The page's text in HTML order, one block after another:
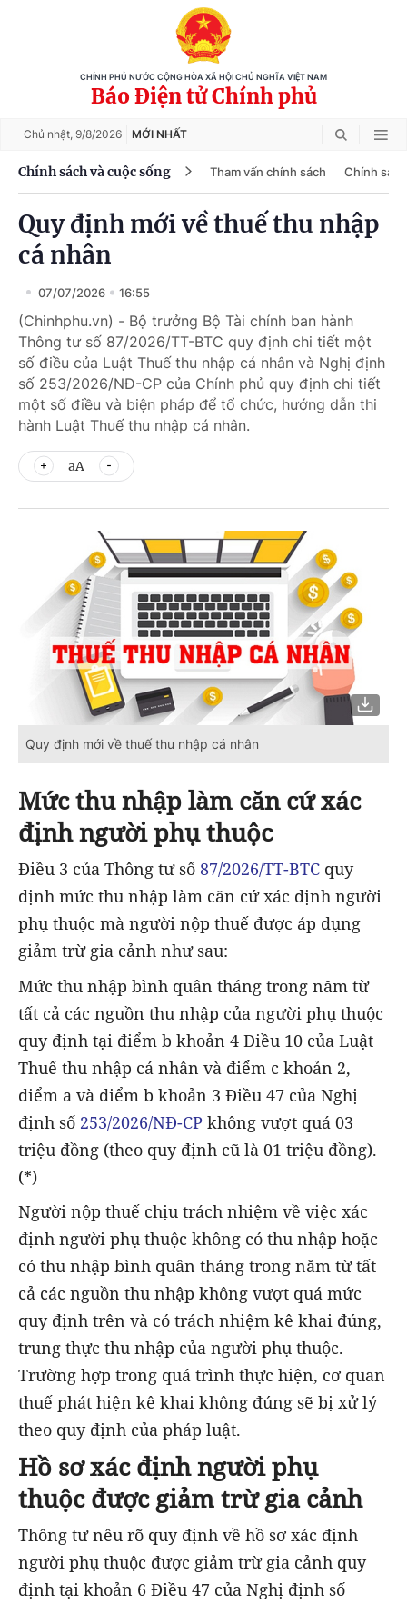
CHÍNH PHỦ NƯỚC CỘNG HÒA XÃ HỘI CHỦ NGHĨA VIỆT NAM
Báo Điện tử Chính phủ
Chủ nhật, 9/8/2026 MỚI NHẤT
Chính sách và cuộc sống Tham vấn chính sách Chính
Quy định mới về thuế thu nhập
cá nhân
07/07/2026 16:55
(Chinhphu.vn) - Bộ trưởng Bộ Tài chính ban hành
Thông tư số 87/2026/TT-BTC quy định chi tiết một
số điều của Luật Thuế thu nhập cá nhân và Nghị định
số 253/2026/NĐ-CP của Chính phủ quy định chi tiết
một số điều và biện pháp để tổ chức, hướng dẫn thi
hành Luật Thuế thu nhập cá nhân.
aA
Quy định mới về thuế thu nhập cá nhân
Mức thu nhập làm căn cứ xác
định người phụ thuộc
Điều 3 của Thông tư số 87/2026/TT-BTC quy
định mức thu nhập làm căn cứ xác định người
phụ thuộc mà người nộp thuế được áp dụng
giảm trừ gia cảnh như sau:
Mức thu nhập bình quân tháng trong năm từ
tất cả các nguồn thu nhập của người phụ thuộc
quy định tại điểm b khoản 4 Điều 10 của Luật
Thuế thu nhập cá nhân và điểm c khoản 2,
điểm a và điểm b khoản 3 Điều 47 của Nghị
định số 253/2026/NĐ-CP không vượt quá 03
triệu đồng (theo quy định cũ là 01 triệu đồng).
(*)
Người nộp thuế chịu trách nhiệm về việc xác
định người phụ thuộc không có thu nhập hoặc
có thu nhập bình quân tháng trong năm từ tất
cả các nguồn thu nhập không vượt quá mức
quy định trên và có trách nhiệm kê khai đúng,
trung thực thu nhập của người phụ thuộc.
Trường hợp trong quá trình thực hiện, cơ quan
thuế phát hiện kê khai không đúng sẽ bị xử lý
theo quy định của pháp luật.
Hồ sơ xác định người phụ
thuộc được giảm trừ gia cảnh
Thông tư nêu rõ quy định về hồ sơ xác định
người phụ thuộc được giảm trừ gia cảnh quy
định tại khoản 6 Điều 47 của Nghị định số